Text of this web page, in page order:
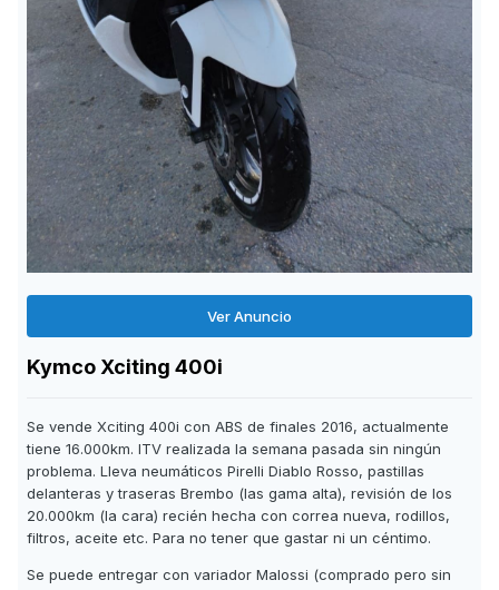
Ver Anuncio
Kymco Xciting 400i
Se vende Xciting 400i con ABS de finales 2016, actualmente
tiene 16.000km. ITV realizada la semana pasada sin ningún
problema. Lleva neumáticos Pirelli Diablo Rosso, pastillas
delanteras y traseras Brembo (las gama alta), revisión de los
20.000km (la cara) recién hecha con correa nueva, rodillos,
filtros, aceite etc. Para no tener que gastar ni un céntimo.
Se puede entregar con variador Malossi (comprado pero sin